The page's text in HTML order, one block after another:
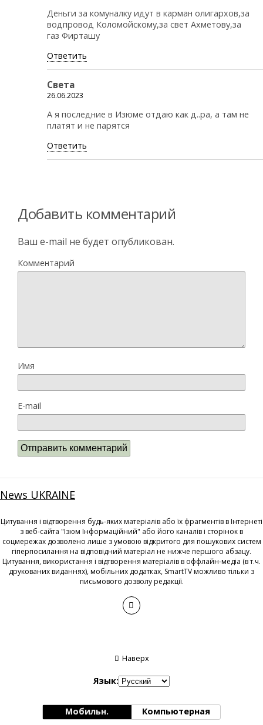
Деньги за комуналку идут в карман олигархов,за
водпровод Коломойскому,за свет Ахметову,за
газ Фирташу
Ответить
Света
26.06.2023
А я последние в Изюме отдаю как д..ра, а там не
платят и не парятся
Ответить
Добавить комментарий
Ваш e-mail не будет опубликован.
Комментарий
Имя
E-mail
News UKRAINE
Цитування і відтворення будь-яких матеріалів або їх фрагментів в Інтернеті
з веб-сайта "Ізюм Інформаційний" або його каналів і сторінок в
соцмережах дозволено лише з умовою відкритого для пошукових систем
гіперпосилання на відповідний матеріал не нижче першого абзацу.
Цитування, використання і відтворення матеріалів в оффлайн-медіа (в т.ч.
друкованих виданнях), мобільних додатках, SmartTV можливо тільки з
письмового дозволу редакції.
Наверх
Язык:
Мобильн. Компьютерная